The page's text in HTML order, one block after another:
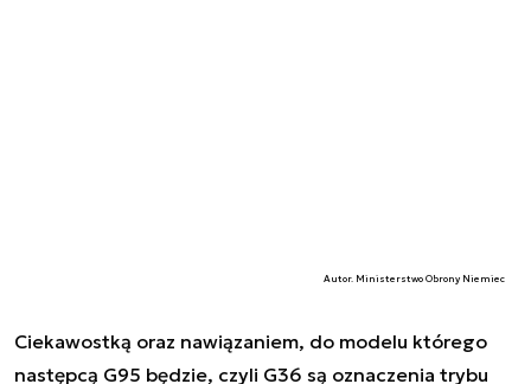
Autor. Ministerstwo Obrony Niemiec
Ciekawostką oraz nawiązaniem, do modelu którego
następcą G95 będzie, czyli G36 są oznaczenia trybu